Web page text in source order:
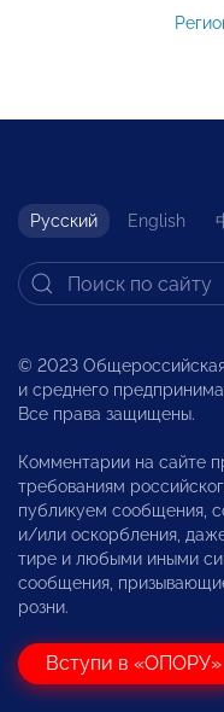
Русский English
© 2023 Общероссийская
и среднего
Все права защищены.
Комментарии на сайте
требованиям
публикуем сообщения,
и/или оскорбления,
тире и любыми иными
сообщения,
розни.
Вступи в «ОПОРУ»